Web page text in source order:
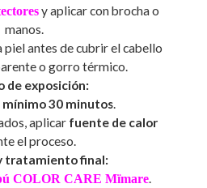
y aplicar con brocha o
manos.
piel antes de cubrir el cabello
o gorro térmico.
de exposición:
mínimo 30 minutos.
aplicar fuente de calor
el proceso.
tratamiento final:
COLOR CARE Mïmare.